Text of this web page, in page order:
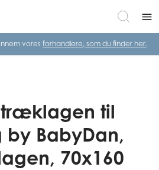
menu
vores forhandlere, som du finder her.
til
by BabyDan,
70x160